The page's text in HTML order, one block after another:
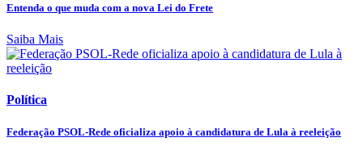
Entenda o que muda com a nova Lei do Frete
Saiba Mais
Política
Federação PSOL-Rede oficializa apoio à candidatura de Lula à reeleição